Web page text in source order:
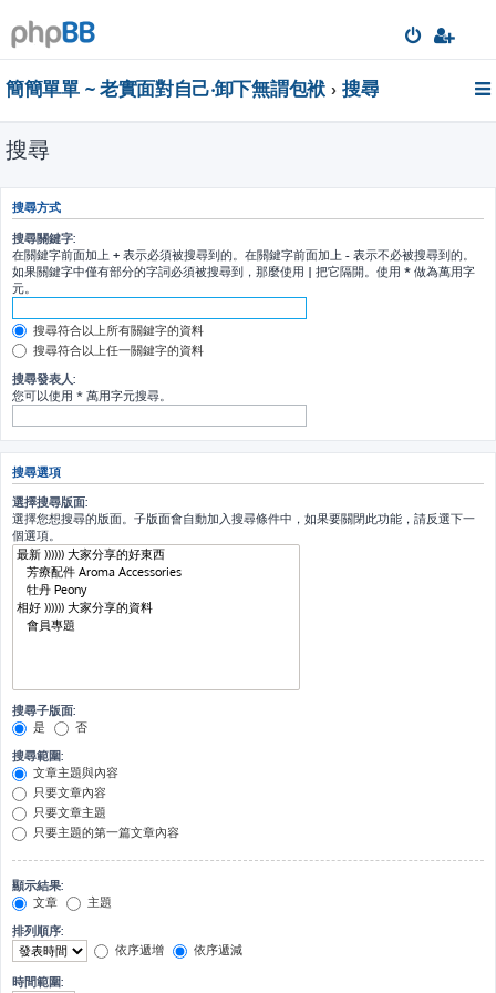
簡簡單單 ~ 老實面對自己‧卸下無謂包袱 搜尋
搜尋
搜尋方式
搜尋關鍵字:
在關鍵字前面加上 + 表示必須被搜尋到的。在關鍵字前面加上 - 表示不必被搜尋到的。
如果關鍵字中僅有部分的字詞必須被搜尋到，那麼使用 | 把它隔開。使用 * 做為萬用字
元。
搜尋符合以上所有關鍵字的資料
搜尋符合以上任一關鍵字的資料
搜尋發表人:
您可以使用 * 萬用字元搜尋。
搜尋選項
選擇搜尋版面:
選擇您想搜尋的版面。子版面會自動加入搜尋條件中，如果要關閉此功能，請反選下一
個選項。
搜尋子版面:
是
否
搜尋範圍:
文章主題與內容
只要文章內容
只要文章主題
只要主題的第一篇文章內容
顯示結果:
文章
主題
排列順序:
依序遞增
依序遞減
時間範圍: